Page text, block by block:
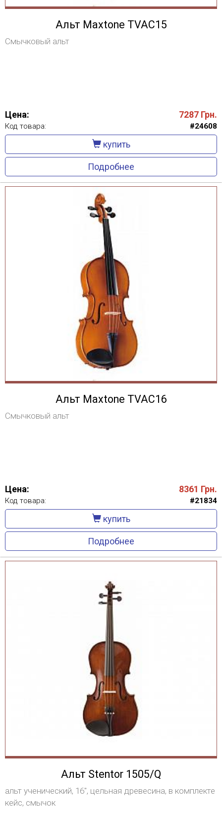
Альт Maxtone TVAC15
Смычковый альт
Цена: 7287 Грн.
Код товара: #24608
купить
Подробнее
Альт Maxtone TVAC16
Смычковый альт
Цена: 8361 Грн.
Код товара: #21834
купить
Подробнее
Альт Stentor 1505/Q
альт ученический, 16", цельная древесина, в комплекте
кейс, смычок